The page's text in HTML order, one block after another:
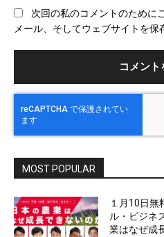
次回の私のコメントのために
メール、そしてウェブサイトを保
MOST POPULAR
１月10日無
ル・ビジネ
業はなぜ成